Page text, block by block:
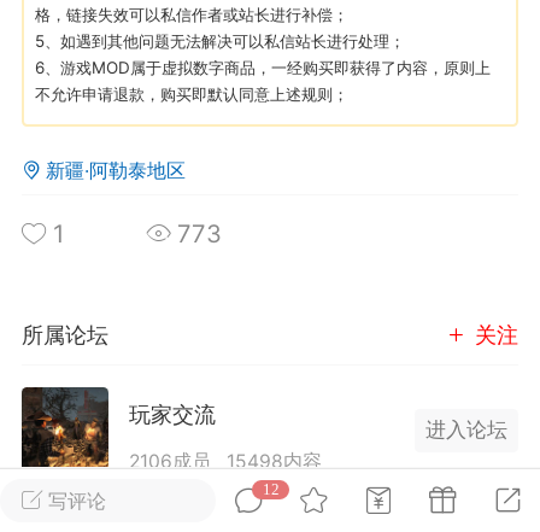
大人
Lv.8
02-10 15:45
电脑端 其他&工具
卖挂
禁止发布联机可用的作弊模组，
单机辅助引流私下售卖服务器外挂！
作弊模组在联机服务器使用,为了维护游
汉
72 2.24w
大人
Lv.8
写评论
12
格，链接失效可以私信作者或站长进行补偿；
5、如遇到其他问题无法解决可以私信站长进行处理；
6、游戏MOD属于虚拟数字商品，一经购买即获得了内容，原则上
不允许申请退款，购买即默认同意上述规则；
新疆·阿勒泰地区
1 773
所属论坛 关注
玩家交流
2106成员 15498内容
进入论坛
为七日杀玩家提供交流、提问、分享平台。发帖请